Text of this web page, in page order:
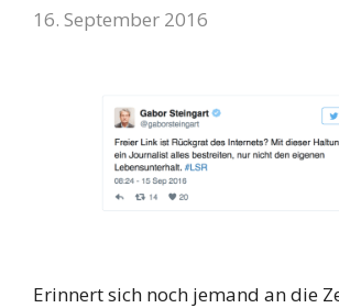
16. September 2016
Erinnert sich noch jemand an die